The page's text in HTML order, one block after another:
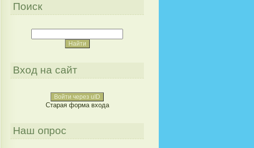
Поиск
Вход на сайт
Войти через uID
Старая форма входа
Наш опрос